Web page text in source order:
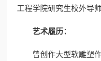
工程学院研究生校外导师
艺术履历：
曾创作大型软雕塑